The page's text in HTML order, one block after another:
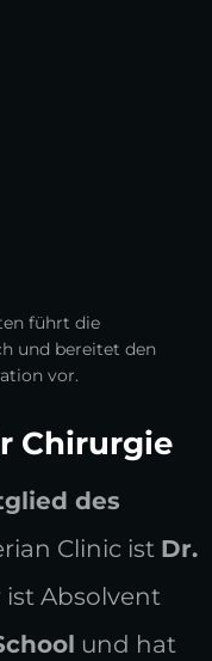
führt die
und bereitet den
vor.
Chirurgie
des
Clinic ist Dr.
ist Absolvent
und hat